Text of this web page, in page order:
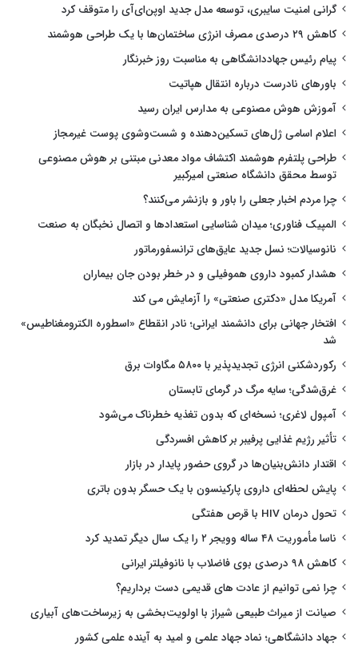
گرانی امنیت سایبری، توسعه مدل جدید اوپن‌ای‌آی را متوقف کرد
کاهش ۲۹ درصدی مصرف انرژی ساختمان‌ها با یک طراحی هوشمند
پیام رئیس جهاددانشگاهی به مناسبت روز خبرنگار
باورهای نادرست درباره انتقال هپاتیت
آموزش هوش مصنوعی به مدارس ایران رسید
اعلام اسامی ژل‌های تسکین‌دهنده و شست‌وشوی پوست غیرمجاز
طراحی پلتفرم هوشمند اکتشاف مواد معدنی مبتنی بر هوش مصنوعی
توسط محقق دانشگاه صنعتی امیرکبیر
چرا مردم اخبار جعلی را باور و بازنشر می‌کنند؟
المپیک فناوری؛ میدان شناسایی استعدادها و اتصال نخبگان به صنعت
نانوسیالات؛ نسل جدید عایق‌های ترانسفورماتور
هشدار کمبود داروی هموفیلی و در خطر بودن جان بیماران
آمریکا مدل «دکتری صنعتی» را آزمایش می کند
افتخار جهانی برای دانشمند ایرانی؛ نادر انقطاع «اسطوره الکترومغناطیس»
شد
رکوردشکنی انرژی تجدیدپذیر با ۵۸۰۰ مگاوات برق
غرق‌شدگی؛ سایه مرگ در گرمای تابستان
آمپول لاغری؛ نسخه‌ای که بدون تغذیه خطرناک می‌شود
تأثیر رژیم غذایی پرفیبر بر کاهش افسردگی
اقتدار دانش‌بنیان‌ها در گروی حضور پایدار در بازار
پایش لحظه‌ای داروی پارکینسون با یک حسگر بدون باتری
تحول درمان HIV با قرص هفتگی
ناسا مأموریت ۴۸ ساله وویجر ۲ را یک سال دیگر تمدید کرد
کاهش ۹۸ درصدی بوی فاضلاب با نانوفیلتر ایرانی
چرا نمی توانیم از عادت های قدیمی دست برداریم؟
صیانت از میراث طبیعی شیراز با اولویت‌بخشی به زیرساخت‌های آبیاری
جهاد دانشگاهی؛ نماد جهاد علمی و امید به آینده علمی کشور